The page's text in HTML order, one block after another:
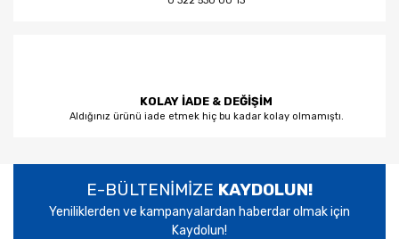
KOLAY İADE & DEĞİŞİM
Aldığınız ürünü iade etmek hiç bu kadar kolay olmamıştı.
E-BÜLTENİMİZE KAYDOLUN!
Yeniliklerden ve kampanyalardan haberdar olmak için
Kaydolun!